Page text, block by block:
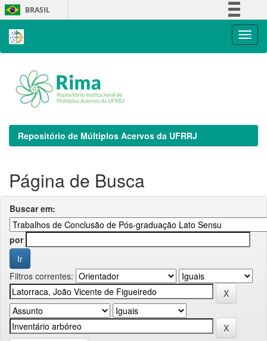
Skip
navigation
BRASIL
Repositório de Múltiplos Acervos da UFRRJ
Página de Busca
Buscar em:
por
Filtros correntes: